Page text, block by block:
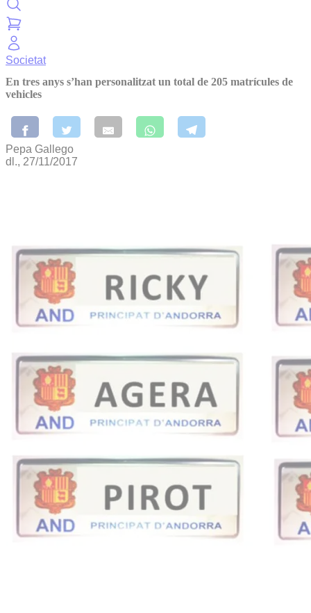
Societat
En tres anys s’han personalitzat un total de 205 matrícules de
vehicles
Pepa Gallego
dl., 27/11/2017